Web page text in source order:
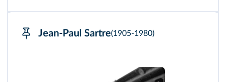
Jean-Paul Sartre(1905-1980)